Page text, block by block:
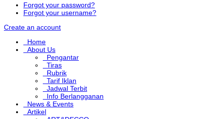
Forgot your password?
Forgot your username?
Create an account
Home
About Us
Pengantar
Tiras
Rubrik
Tarif Iklan
Jadwal Terbit
Info Berlangganan
News & Events
Artikel